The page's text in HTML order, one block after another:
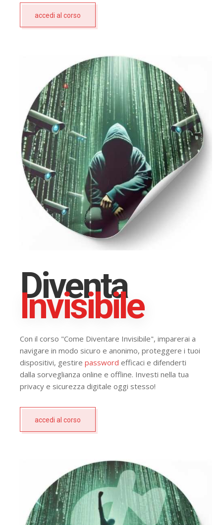
accedi al corso
Diventa
Invisibile
Con il corso "Come Diventare Invisibile", imparerai a
navigare in modo sicuro e anonimo, proteggere i tuoi
dispositivi, gestire password efficaci e difenderti
dalla sorveglianza online e offline. Investi nella tua
privacy e sicurezza digitale oggi stesso!
accedi al corso